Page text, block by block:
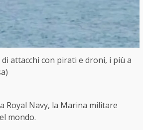
attacchi con pirati e droni, i più a
Royal Navy, la Marina militare
mondo.